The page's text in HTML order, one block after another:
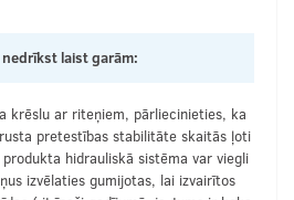
laist garām:
krēslu ar riteņiem, pārliecinieties, ka
pretestības stabilitāte skaitās ļoti
hidrauliskā sistēma var viegli
izvēlaties gumijotas, lai izvairītos